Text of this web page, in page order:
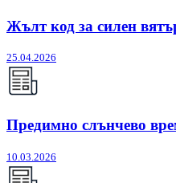
Жълт код за силен
25.04.2026
Предимно слънчево
10.03.2026